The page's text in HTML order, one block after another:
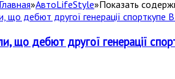
Главная»АвтоLifeStyle»Показать
що дебют другої генерації